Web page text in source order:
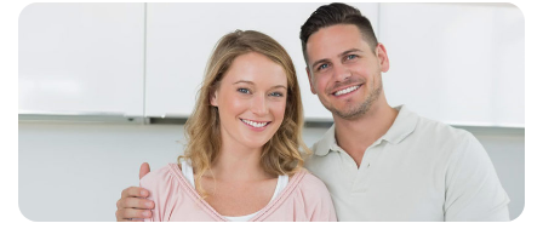
Familia